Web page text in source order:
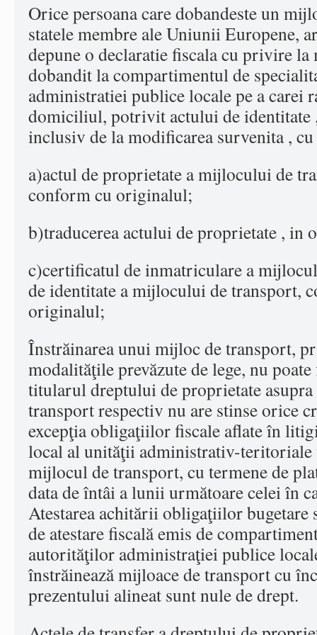
Orice persoana care dobandeste un
statele membre ale Uniunii Europene,
depune o declaratie fiscala cu privire
dobandit la compartimentul de
administratiei publice locale pe a carei
domiciliul, potrivit actului de identitate
inclusiv de la modificarea survenita ,
a)actul de proprietate a mijlocului de
conform cu originalul;
b)traducerea actului de proprietate , in
c)certificatul de inmatriculare a
de identitate a mijlocului de transport,
originalul;
Înstrăinarea unui mijloc de transport,
modalităţile prevăzute de lege, nu
titularul dreptului de proprietate
transport respectiv nu are stinse orice
excepţia obligaţiilor fiscale aflate în
local al unităţii administrativ-teritoriale
mijlocul de transport, cu termene de
data de întâi a lunii următoare celei în
Atestarea achitării obligaţiilor bugetare
de atestare fiscală emis de
autorităţilor administraţiei publice
înstrăinează mijloace de transport cu
prezentului alineat sunt nule de drept.